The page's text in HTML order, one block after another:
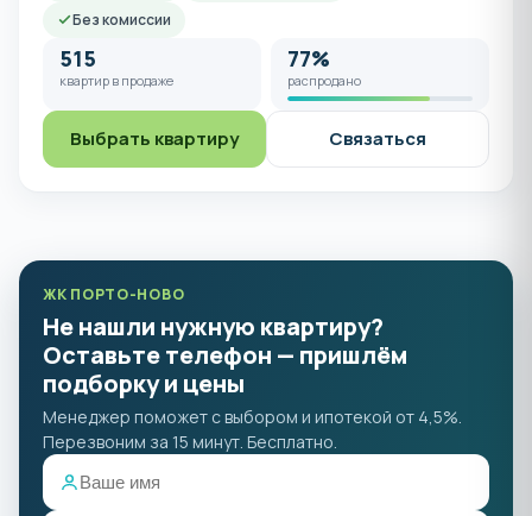
Без комиссии
515
квартир в продаже
77%
распродано
Выбрать квартиру Связаться
ЖК ПОРТО-НОВО
Не нашли нужную квартиру?
Оставьте телефон — пришлём
подборку и цены
Менеджер поможет с выбором и ипотекой от 4,5%.
Перезвоним за 15 минут. Бесплатно.